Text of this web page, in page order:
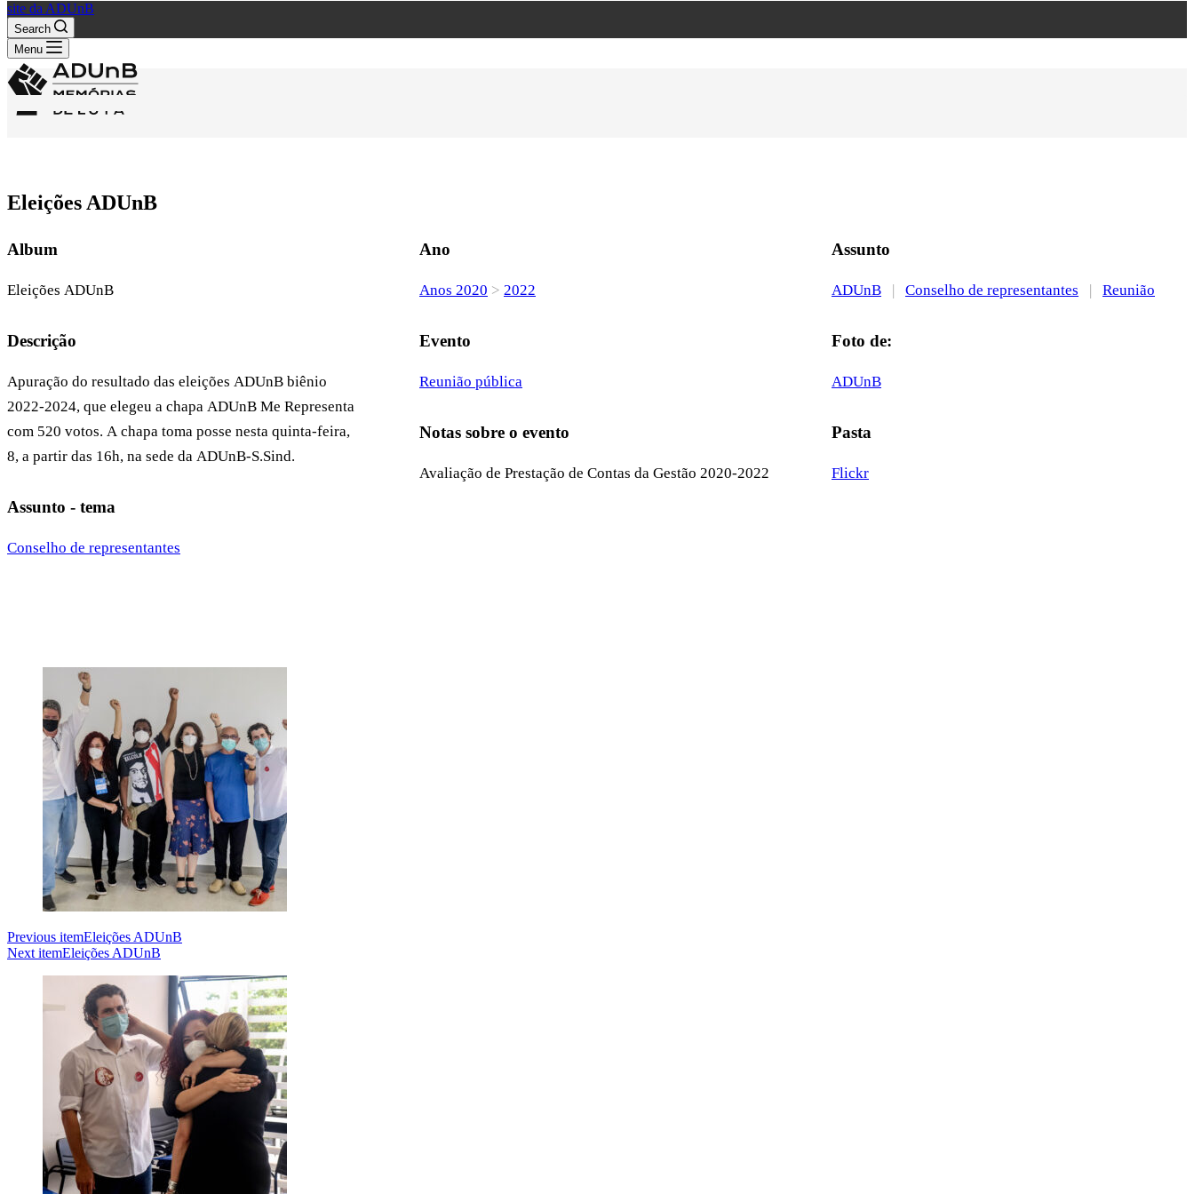
site da ADUnB
Search
Menu
Eleições ADUnB
Album
Eleições ADUnB
Descrição
Apuração do resultado das eleições ADUnB biênio
2022-2024, que elegeu a chapa ADUnB Me Representa
com 520 votos. A chapa toma posse nesta quinta-feira,
8, a partir das 16h, na sede da ADUnB-S.Sind.
Assunto - tema
Conselho de representantes
Ano
Anos 2020 > 2022
Evento
Reunião pública
Notas sobre o evento
Avaliação de Prestação de Contas da Gestão 2020-2022
Assunto
ADUnB | Conselho de representantes | Reunião
Foto de:
ADUnB
Pasta
Flickr
Previous itemEleições ADUnB
Next itemEleições ADUnB